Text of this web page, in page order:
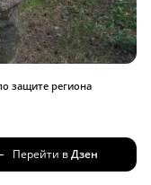
защите региона
Перейти вДзен